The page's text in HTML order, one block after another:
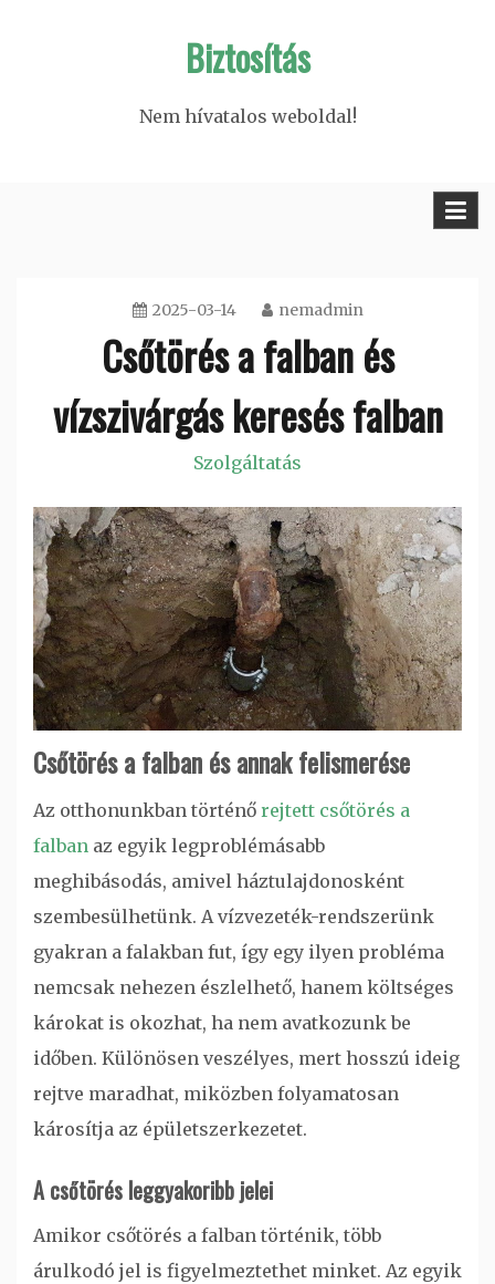
Biztosítás
Nem hívatalos weboldal!
2025-03-14 nemadmin
Csőtörés a falban és
vízszivárgás keresés falban
Szolgáltatás
Csőtörés a falban és annak felismerése
Az otthonunkban történő rejtett csőtörés a
falban az egyik legproblémásabb
meghibásodás, amivel háztulajdonosként
szembesülhetünk. A vízvezeték-rendszerünk
gyakran a falakban fut, így egy ilyen probléma
nemcsak nehezen észlelhető, hanem költséges
károkat is okozhat, ha nem avatkozunk be
időben. Különösen veszélyes, mert hosszú ideig
rejtve maradhat, miközben folyamatosan
károsítja az épületszerkezetet.
A csőtörés leggyakoribb jelei
Amikor csőtörés a falban történik, több
árulkodó jel is figyelmeztethet minket. Az egyik